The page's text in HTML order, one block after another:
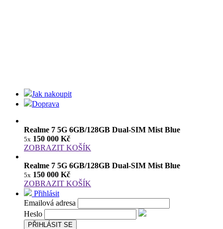
Jak nakoupit
Doprava
Realme 7 5G 6GB/128GB Dual-SIM Mist Blue
5x 150 000 Kč
ZOBRAZIT KOŠÍK
Realme 7 5G 6GB/128GB Dual-SIM Mist Blue
5x 150 000 Kč
ZOBRAZIT KOŠÍK
Přihlásit
Emailová adresa
Heslo
PŘIHLÁSIT SE